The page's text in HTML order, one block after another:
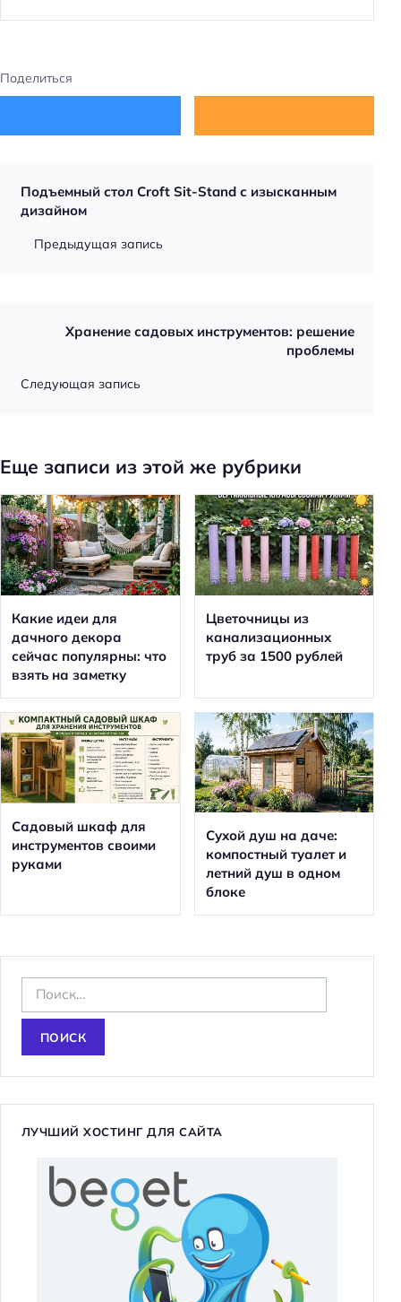
Поделиться
Подъемный стол Croft Sit-Stand с изысканным
дизайном
Предыдущая запись
Хранение садовых инструментов: решение
проблемы
Следующая запись
Еще записи из этой же рубрики
Какие идеи для
дачного декора
сейчас популярны: что
взять на заметку
Цветочницы из
канализационных
труб за 1500 рублей
Садовый шкаф для
инструментов своими
руками
Сухой душ на даче:
компостный туалет и
летний душ в одном
блоке
а
и
ЛУЧШИЙ ХОСТИНГ ДЛЯ САЙТА